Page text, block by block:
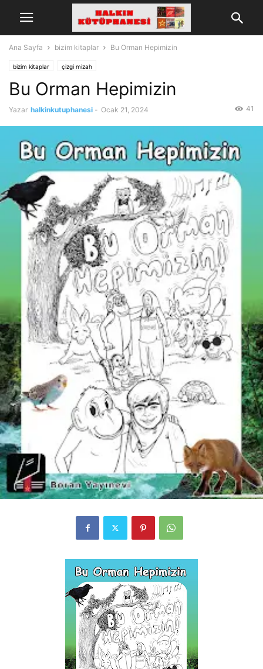
Ana Sayfa bizim kitaplar Bu Orman Hepimizin
bizim kitaplar çizgi mizah
Bu Orman Hepimizin
Yazar halkinkutuphanesi - Ocak 21, 2024 41